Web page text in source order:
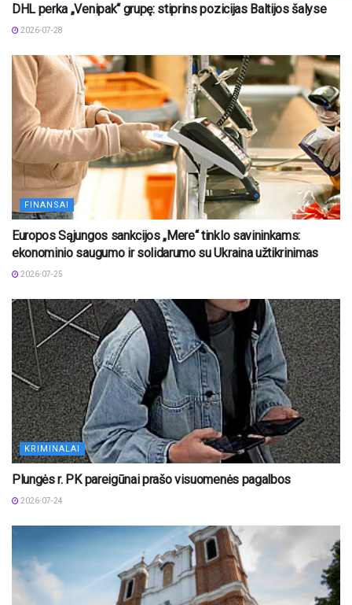
DHL perka „Venipak“ grupę: stiprins pozicijas Baltijos šalyse
2026-07-28
FINANSAI
Europos Sąjungos sankcijos „Mere“ tinklo savininkams:
ekonominio saugumo ir solidarumo su Ukraina užtikrinimas
2026-07-25
KRIMINALAI
Plungės r. PK pareigūnai prašo visuomenės pagalbos
2026-07-24